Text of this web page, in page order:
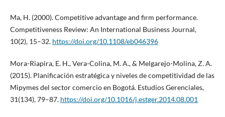
Ma, H. (2000). Competitive advantage and firm performance.
Competitiveness Review: An International Business Journal,
10(2), 15–32. https://doi.org/10.1108/eb046396
Mora-Riapira, E. H., Vera-Colina, M. A., & Melgarejo-Molina, Z. A.
(2015). Planificación estratégica y niveles de competitividad de las
Mipymes del sector comercio en Bogotá. Estudios Gerenciales,
31(134), 79–87. https://doi.org/10.1016/j.estger.2014.08.001